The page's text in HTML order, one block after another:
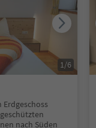
nach Süden
1/6